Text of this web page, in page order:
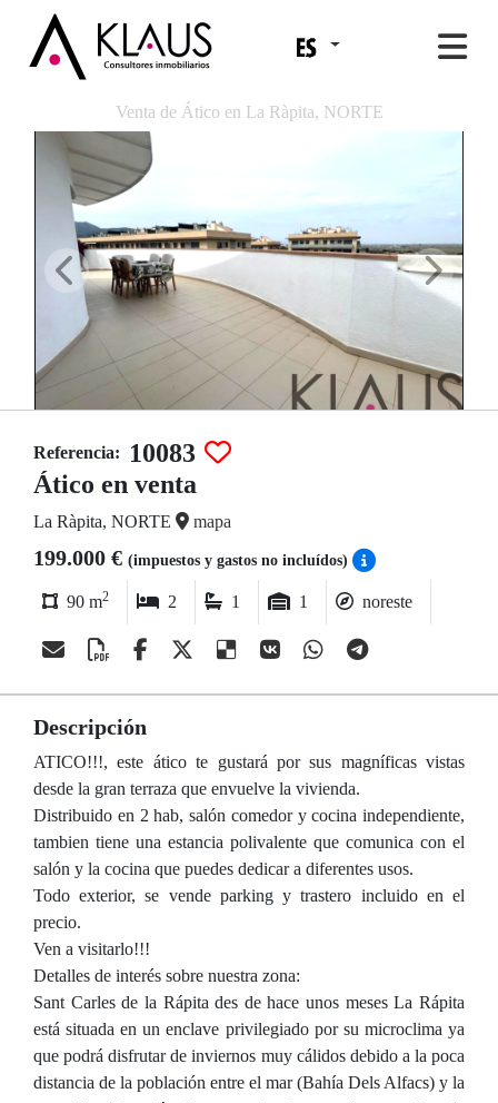
Venta de Ático en La Ràpita, NORTE
Referencia:
10083
Ático en venta
La Ràpita, NORTE mapa
199.000 € (impuestos y gastos no incluídos)
90 m2 2 1 1 noreste
Descripción
ATICO!!!, este ático te gustará por sus magníficas vistas
desde la gran terraza que envuelve la vivienda.
Distribuido en 2 hab, salón comedor y cocina independiente,
tambien tiene una estancia polivalente que comunica con el
salón y la cocina que puedes dedicar a diferentes usos.
Todo exterior, se vende parking y trastero incluido en el
precio.
Ven a visitarlo!!!
Detalles de interés sobre nuestra zona:
Sant Carles de la Rápita des de hace unos meses La Rápita
está situada en un enclave privilegiado por su microclima ya
que podrá disfrutar de inviernos muy cálidos debido a la poca
distancia de la población entre el mar (Bahía Dels Alfacs) y la